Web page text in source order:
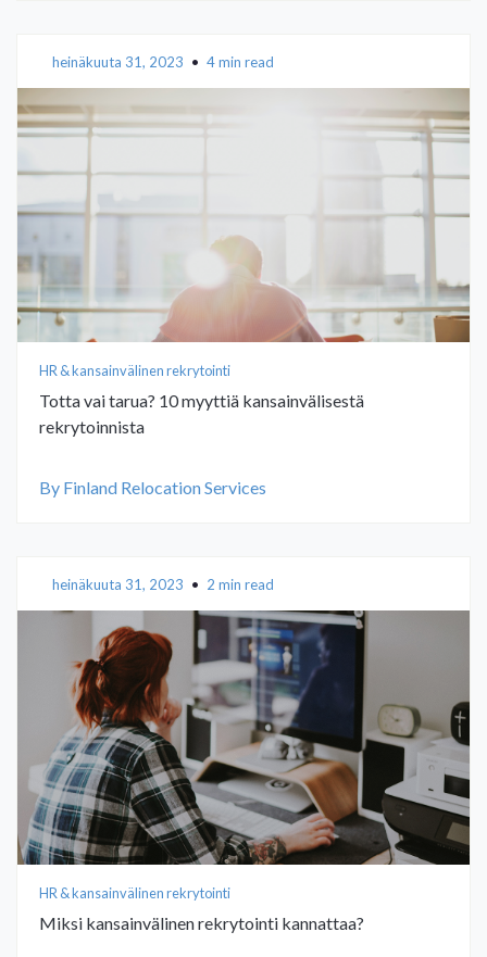
heinäkuuta 31, 2023 • 4 min read
HR & kansainvälinen rekrytointi
Totta vai tarua? 10 myyttiä kansainvälisestä
rekrytoinnista
By Finland Relocation Services
heinäkuuta 31, 2023 • 2 min read
HR & kansainvälinen rekrytointi
Miksi kansainvälinen rekrytointi kannattaa?